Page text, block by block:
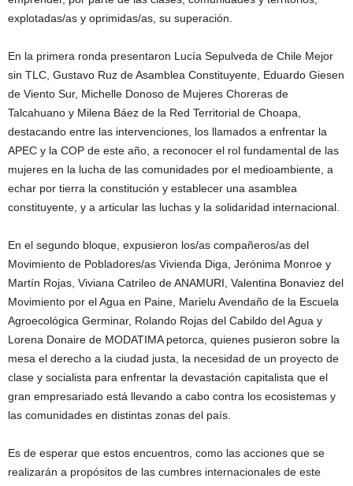
explotadas/as y oprimidas/as, su superación.
En la primera ronda presentaron Lucía Sepulveda de Chile Mejor
sin TLC, Gustavo Ruz de Asamblea Constituyente, Eduardo Giesen
de Viento Sur, Michelle Donoso de Mujeres Choreras de
Talcahuano y Milena Báez de la Red Territorial de Choapa,
destacando entre las intervenciones, los llamados a enfrentar la
APEC y la COP de este año, a reconocer el rol fundamental de las
mujeres en la lucha de las comunidades por el medioambiente, a
echar por tierra la constitución y establecer una asamblea
constituyente, y a articular las luchas y la solidaridad internacional.
En el segundo bloque, expusieron los/as compañeros/as del
Movimiento de Pobladores/as Vivienda Diga, Jerónima Monroe y
Martín Rojas, Viviana Catrileo de ANAMURI, Valentina Bonaviez del
Movimiento por el Agua en Paine, Marielu Avendaño de la Escuela
Agroecológica Germinar, Rolando Rojas del Cabildo del Agua y
Lorena Donaire de MODATIMA petorca, quienes pusieron sobre la
mesa el derecho a la ciudad justa, la necesidad de un proyecto de
clase y socialista para enfrentar la devastación capitalista que el
gran empresariado está llevando a cabo contra los ecosistemas y
las comunidades en distintas zonas del país.
Es de esperar que estos encuentros, como las acciones que se
realizarán a propósitos de las cumbres internacionales de este